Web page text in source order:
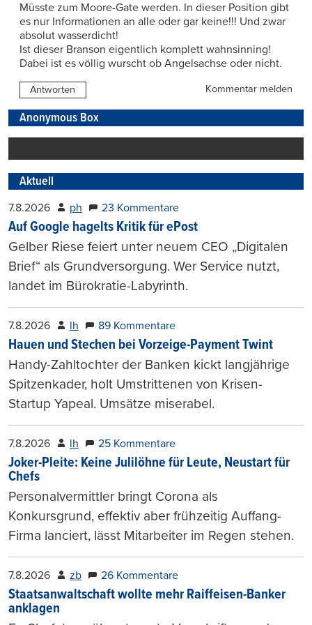
Müsste zum Moore-Gate werden. In dieser Position gibt
es nur Informationen an alle oder gar keine!!! Und zwar
absolut wasserdicht!
Ist dieser Branson eigentlich komplett wahnsinning!
Dabei ist es völlig wurscht ob Angelsachse oder nicht.
Antworten Kommentar melden
Anonymous Box
Aktuell
7.8.2026 ph 23 Kommentare
Auf Google hagelts Kritik für ePost
Gelber Riese feiert unter neuem CEO „Digitalen
Brief“ als Grundversorgung. Wer Service nutzt,
landet im Bürokratie-Labyrinth.
7.8.2026 lh 89 Kommentare
Hauen und Stechen bei Vorzeige-Payment Twint
Handy-Zahltochter der Banken kickt langjährige
Spitzenkader, holt Umstrittenen von Krisen-
Startup Yapeal. Umsätze miserabel.
7.8.2026 lh 25 Kommentare
Joker-Pleite: Keine Julilöhne für Leute, Neustart für
Chefs
Personalvermittler bringt Corona als
Konkursgrund, effektiv aber frühzeitig Auffang-
Firma lanciert, lässt Mitarbeiter im Regen stehen.
7.8.2026 zb 26 Kommentare
Staatsanwaltschaft wollte mehr Raiffeisen-Banker
anklagen